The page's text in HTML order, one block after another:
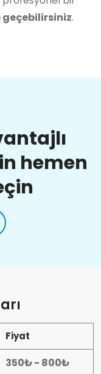
.
hemen
Fiyat
350₺ - 800₺